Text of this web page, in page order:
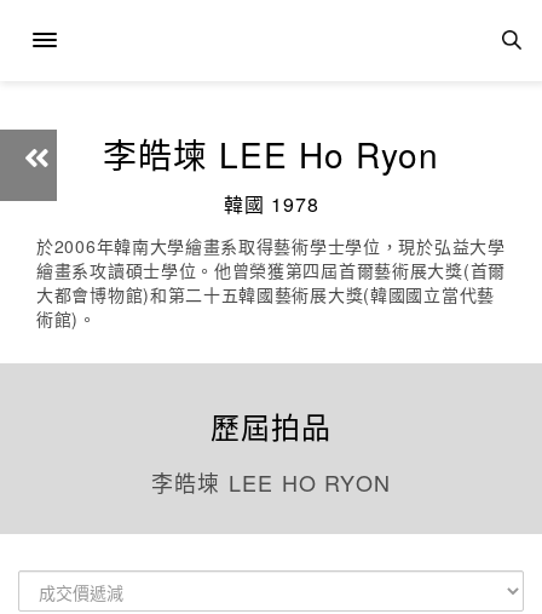
李皓堜 LEE Ho Ryon
韓國 1978
於2006年韓南大學繪畫系取得藝術學士學位，現於弘益大學
繪畫系攻讀碩士學位。他曾榮獲第四屆首爾藝術展大獎(首爾
大都會博物館)和第二十五韓國藝術展大獎(韓國國立當代藝
術館)。
歷屆拍品
李皓堜 LEE HO RYON